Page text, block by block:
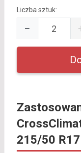
Liczba sztuk:
−
215/50 R17